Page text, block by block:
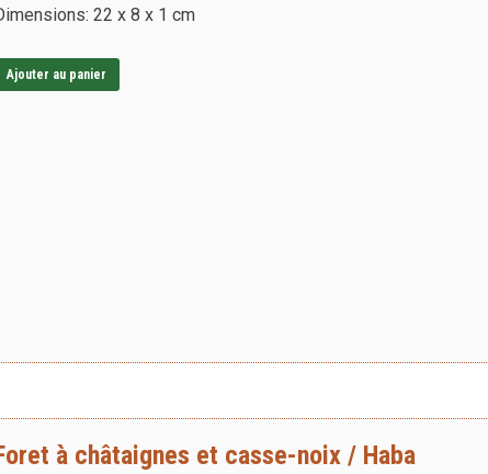
22 x 8 x 1 cm
Ajouter au panier
à châtaignes et casse-noix / Haba